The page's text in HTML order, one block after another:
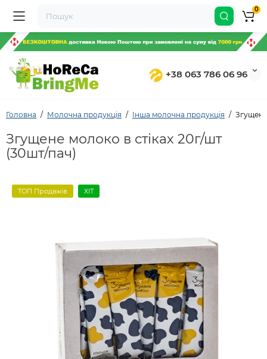
+38 063 786 06 96
0
Головна Молочна продукція Інша молочна продукція
Згущене молоко в стіках 20г/шт
(30шт/пач)
ТОП Продажів ХІТ